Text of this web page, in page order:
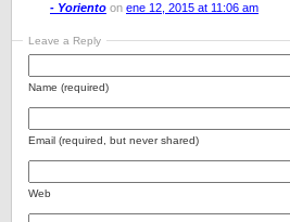
- Yoriento on ene 12, 2015 at 11:06 am
Leave a Reply
Name (required)
Email (required, but never shared)
Web